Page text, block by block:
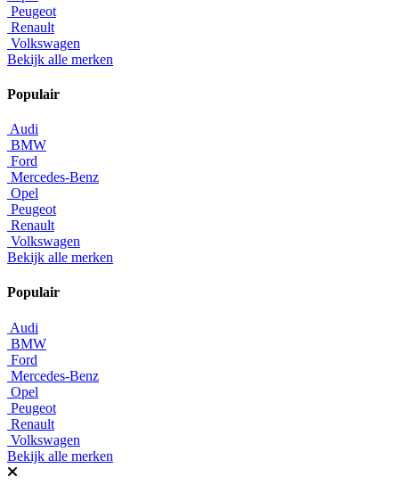
Peugeot
Renault
Volkswagen
Bekijk alle merken
Populair
Audi
BMW
Ford
Mercedes-Benz
Opel
Peugeot
Renault
Volkswagen
Bekijk alle merken
Populair
Audi
BMW
Ford
Mercedes-Benz
Opel
Peugeot
Renault
Volkswagen
Bekijk alle merken